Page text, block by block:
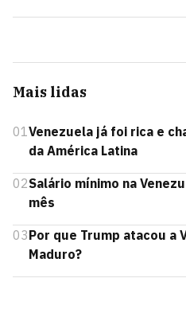
Mais lidas
01Venezuela já foi rica e
da América Latina
02Salário mínimo na
mês
03Por que Trump atacou a
Maduro?